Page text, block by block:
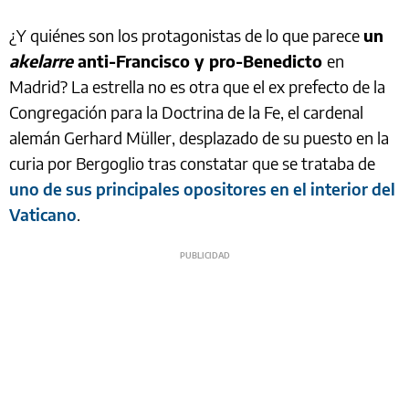
¿Y quiénes son los protagonistas de lo que parece un
akelarreanti-Francisco y pro-Benedicto en
Madrid? La estrella no es otra que el ex prefecto de la
Congregación para la Doctrina de la Fe, el cardenal
alemán Gerhard Müller, desplazado de su puesto en la
curia por Bergoglio tras constatar que se trataba de
uno de sus principales opositores en el interior del
Vaticano.